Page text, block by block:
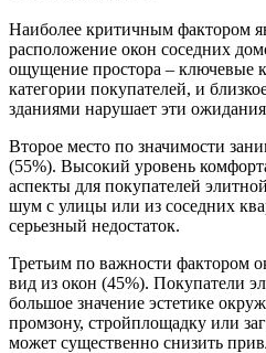
Наиболее критичным фактором
расположение окон соседних
ощущение простора – ключевые
категории покупателей, и
зданиями нарушает эти
Второе место по значимости
(55%). Высокий уровень
аспекты для покупателей
шум с улицы или из соседних
серьезный недостаток.
Третьим по важности фактором
вид из окон (45%). Покупатели
большое значение эстетике
промзону, стройплощадку или
может существенно снизить